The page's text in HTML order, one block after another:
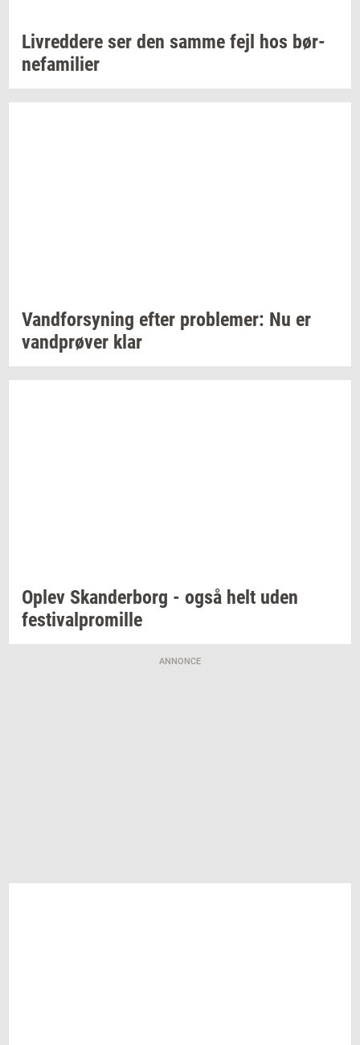
Liv­red­dere ser den samme fejl hos bør­
ne­fa­mi­li­er
Vand­for­sy­ning efter pro­ble­mer: Nu er
vand­prø­ver klar
Oplev Skan­der­borg - også helt uden
festi­val­pro­mil­le
ANNONCE